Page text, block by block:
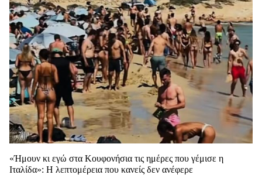
«Ήμουν κι εγώ στα Κουφονήσια τις ημέρες που γέμισε η
Ιταλίδα»: Η λεπτομέρεια που κανείς δεν ανέφερε